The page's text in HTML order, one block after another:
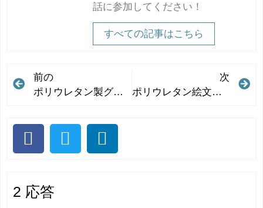
話に参加してください！
すべての記事はこちら
前の
ポリウレタン製グリップボール：手の強さを鍛えるのに最適なツール
次
ポリウレタン絵文字ボール：新しいトレンドをリードしています
2 応答